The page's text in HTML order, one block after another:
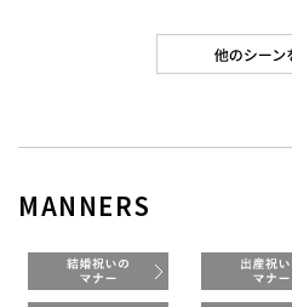
MANNERS